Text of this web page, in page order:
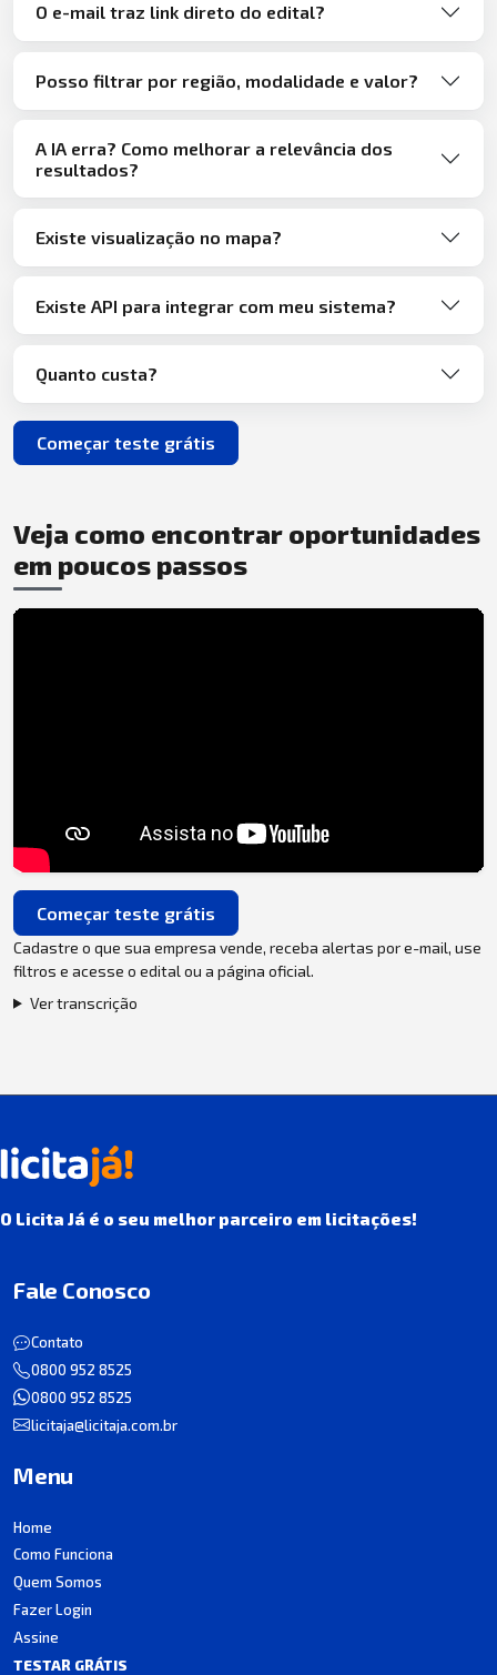
O e-mail traz link direto do edital?
Posso filtrar por região, modalidade e valor?
A IA erra? Como melhorar a relevância dos
resultados?
Existe visualização no mapa?
Existe API para integrar com meu sistema?
Quanto custa?
Começar teste grátis
Veja como encontrar oportunidades
em poucos passos
Começar teste grátis
Cadastre o que sua empresa vende, receba alertas por e-mail, use
filtros e acesse o edital ou a página oficial.
Ver transcrição
O Licita Já é o seu melhor parceiro em licitações!
Fale Conosco
Contato
0800 952 8525
0800 952 8525
licitaja@licitaja.com.br
Menu
Home
Como Funciona
Quem Somos
Fazer Login
Assine
TESTAR GRÁTIS